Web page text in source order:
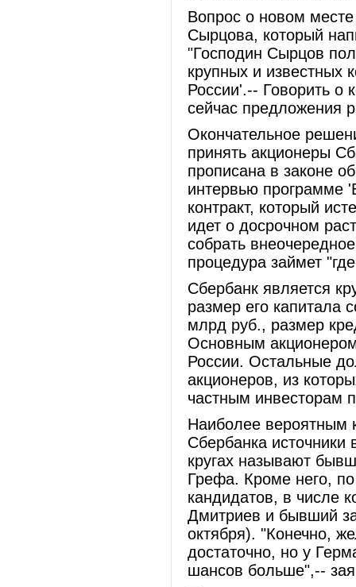
Вопрос о новом
Сырцова, который
"Господин Сырцов
крупных и известных
России'.-- Говорить о
сейчас предложения
Окончательное
принять акционеры
прописана в законе
интервью программе
контракт, который
идет о досрочном
собрать
процедура займет
Сбербанк является
размер его капитала
млрд руб., размер
Основным
России. Остальные
акционеров, из
частным инвесторам
Наиболее вероятным
Сбербанка источники
кругах называют
Грефа. Кроме него,
кандидатов, в числе
Дмитриев и бывший
октября). "Конечно,
достаточно, но у
шансов больше",--